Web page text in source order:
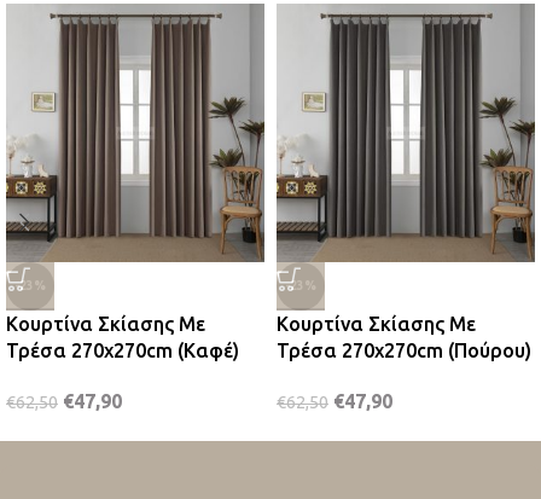
-23%
Κουρτίνα Σκίασης Με
Τρέσα 270x270cm (Καφέ)
€62,50 €47,90
-23%
Κουρτίνα Σκίασης Με
Τρέσα 270x270cm (Πούρου)
€62,50 €47,90